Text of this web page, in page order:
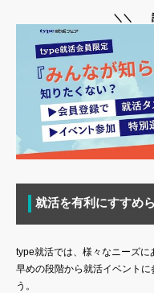
＼＼ 詳
就活を有利にすすめ
type就活では、様々なニーズに
早めの段階から就活イベント
う。